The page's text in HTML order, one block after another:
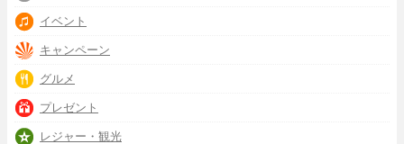
イベント
キャンペーン
グルメ
プレゼント
レジャー・観光